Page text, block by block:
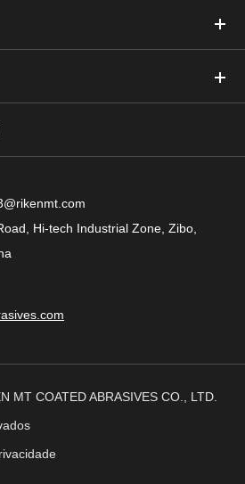
Hi-tech Industrial Zone, Zibo,
MT COATED ABRASIVES CO., LTD.